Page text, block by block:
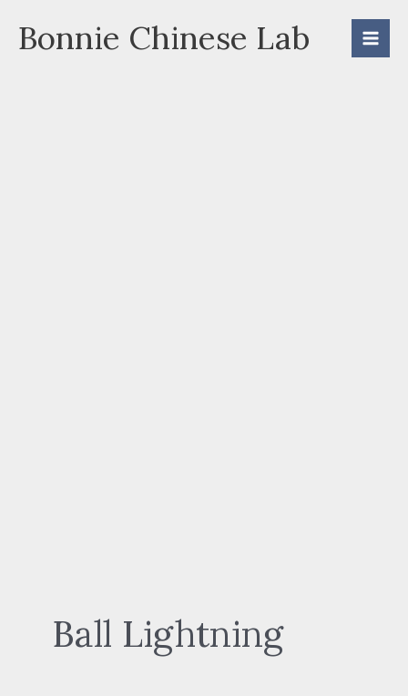
Bonnie Chinese Lab
Ball Lightning